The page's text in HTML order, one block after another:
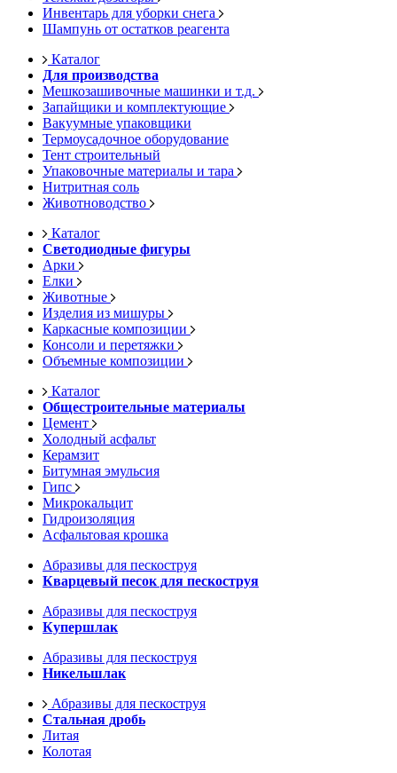
Инвентарь для уборки снега
Шампунь от остатков реагента
Каталог
Для производства
Мешкозашивочные машинки и т.д.
Запайщики и комплектующие
Вакуумные упаковщики
Термоусадочное оборудование
Тент строительный
Упаковочные материалы и тара
Нитритная соль
Животноводство
Каталог
Светодиодные фигуры
Арки
Елки
Животные
Изделия из мишуры
Каркасные композиции
Консоли и перетяжки
Объемные композиции
Каталог
Общестроительные материалы
Цемент
Холодный асфальт
Керамзит
Битумная эмульсия
Гипс
Микрокальцит
Гидроизоляция
Асфальтовая крошка
Абразивы для пескоструя
Кварцевый песок для пескоструя
Абразивы для пескоструя
Купершлак
Абразивы для пескоструя
Никельшлак
Абразивы для пескоструя
Стальная дробь
Литая
Колотая